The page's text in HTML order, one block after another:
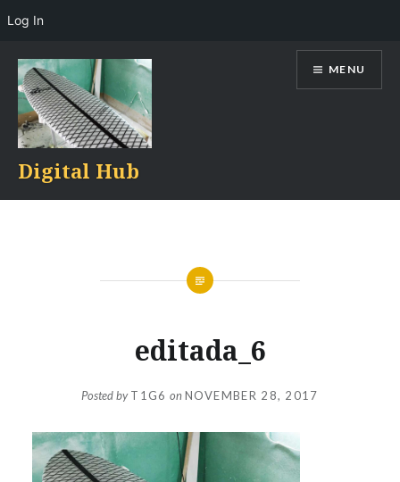
content
Digital Hub
MENU
editada_6
Posted byT1G6 onNOVEMBER 28, 2017
Log In